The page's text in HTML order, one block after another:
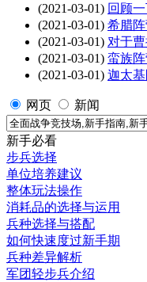
(2021-03-01) 回顾
(2021-03-01) 希腊
(2021-03-01) 对于
(2021-03-01) 蛮族
(2021-03-01) 迦太
网页 新闻
新手必看
步兵选择
单位培养建议
整体玩法操作
消耗品的选择与运用
兵种选择与搭配
如何快速度过新手期
兵种差异解析
军团轻步兵介绍